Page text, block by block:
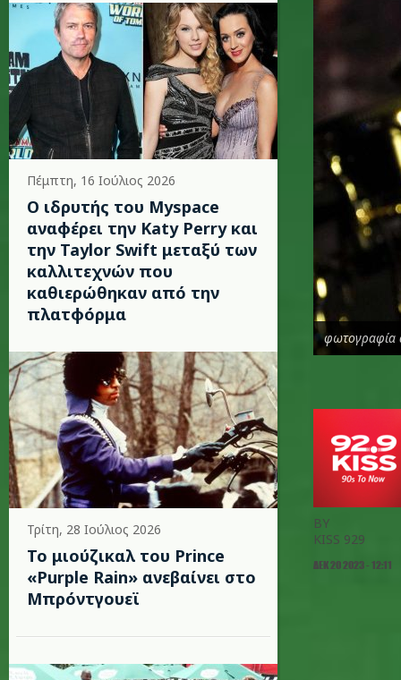
Πέμπτη, 16 Ιούλιος 2026
Ο ιδρυτής του Myspace
αναφέρει την Katy Perry και
την Taylor Swift μεταξύ των
καλλιτεχνών που
καθιερώθηκαν από την
πλατφόρμα
Τρίτη, 28 Ιούλιος 2026
Το μιούζικαλ του Prince
«Purple Rain» ανεβαίνει στο
Μπρόντγουεϊ
φωτογραφία
BY
KISS 929
ΔΕΚ 20 2023 - 12:11